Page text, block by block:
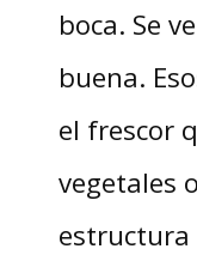
boca. Se
buena.
el frescor
vegetales
estructura